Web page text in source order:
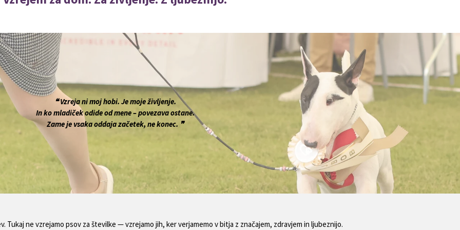
❝ Vzreja ni moj hobi. Je moje življenje.
In ko mladiček odide od mene – povezava ostane.
Zame je vsaka oddaja začetek, ne konec. ❞
Tukaj ne vzrejamo psov za številke — vzrejamo jih, ker verjamemo v bitja z značajem, zdravjem in ljubeznijo.